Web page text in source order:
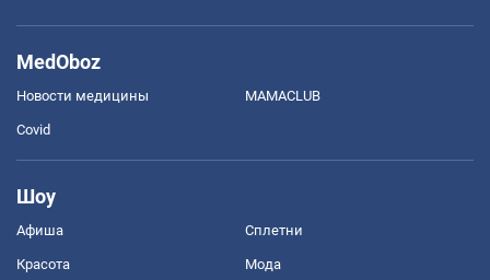
MedOboz
Новости медицины MAMACLUB
Covid
Шоу
Афиша Сплетни
Красота Мода